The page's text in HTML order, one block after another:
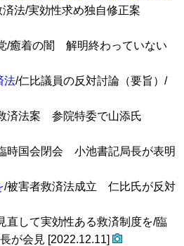
法/実効性求め独自修正案
/癒着の闇 解明終わっていない
法/仁比議員の反対討論（要旨）/
済法案 参院特委で山添氏
時国会閉会 小池書記局長が表明
/被害者救済法成立 仁比氏が反対
直して実効性ある救済制度を/臨
が会見 [2022.12.11]